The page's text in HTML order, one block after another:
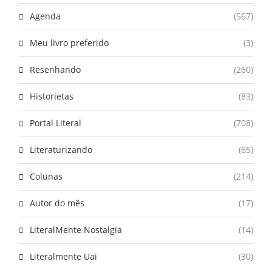
Agenda (567)
Meu livro preferido (3)
Resenhando (260)
Historietas (83)
Portal Literal (708)
Literaturizando (65)
Colunas (214)
Autor do mês (17)
LiteralMente Nostalgia (14)
Literalmente Uai (30)